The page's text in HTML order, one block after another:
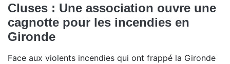
Cluses : Une association ouvre une
cagnotte pour les incendies en
Gironde
Face aux violents incendies qui ont frappé la Gironde